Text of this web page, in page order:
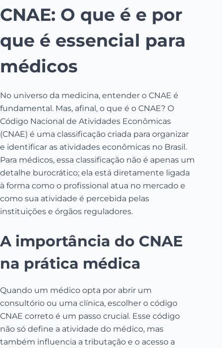
CNAE: O que é e por
que é essencial para
médicos
No universo da medicina, entender o CNAE é
fundamental. Mas, afinal, o que é o CNAE? O
Código Nacional de Atividades Econômicas
(CNAE) é uma classificação criada para organizar
e identificar as atividades econômicas no Brasil.
Para médicos, essa classificação não é apenas um
detalhe burocrático; ela está diretamente ligada
à forma como o profissional atua no mercado e
como sua atividade é percebida pelas
instituições e órgãos reguladores.
A importância do CNAE
na prática médica
Quando um médico opta por abrir um
consultório ou uma clínica, escolher o código
CNAE correto é um passo crucial. Esse código
não só define a atividade do médico, mas
também influencia a tributação e o acesso a